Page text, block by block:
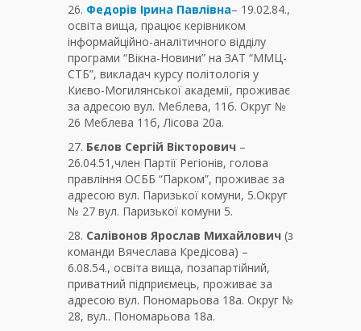
26. Федорів Ірина Павлівна– 19.02.84.,
освіта вища, працює керівником
інформайційно-аналітичного відділу
програми “Вікна-Новини” на ЗАТ “ММЦ-
СТБ”, викладач курсу політологія у
Києво-Могилянської академії, проживає
за адресою вул. Меблева, 11б. Округ №
26 Меблева 11б, Лісова 20а.
27. Бєлов Сергій Вікторович –
26.04.51,член Партії Регіонів, голова
правління ОСББ “Парком”, проживає за
адресою вул. Паризької комуни, 5.Округ
№ 27 вул. Паризької комуни 5.
28. Салівонов Ярослав Михайлович (з
команди Вячеслава Кредісова) –
6.08.54., освіта вища, позапартійний,
приватний підприємець, проживає за
адресою вул. Пономарьова 18а. Округ №
28, вул.. Пономарьова 18а.